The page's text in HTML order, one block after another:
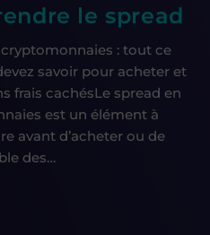
le spread
cryptomonnaies : tout ce
savoir pour acheter et
frais cachésLe spread en
est un élément à
avant d’acheter ou de
des…